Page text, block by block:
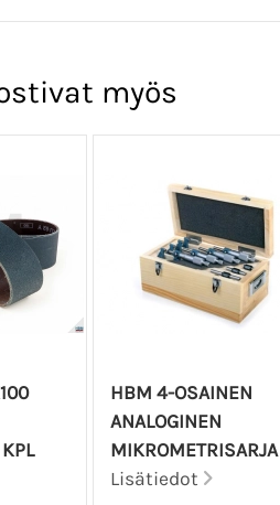
myös
HBM 4-OSAINEN
ANALOGINEN
MIKROMETRISARJA
Lisätiedot